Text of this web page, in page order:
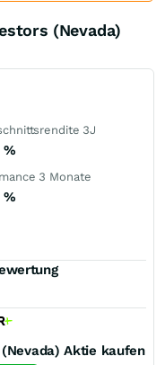
(Nevada)
3J
%
3 Monate
%
Aktie kaufen